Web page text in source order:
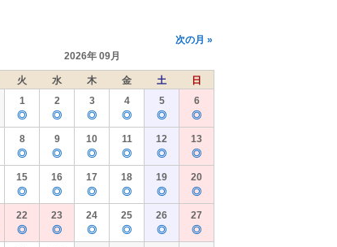
2026年 09月
火 水 木 金 土
日
1
◎
2
◎
3
◎
4
◎
5
◎
6
◎
8
◎
9
◎
10
◎
11
◎
12
◎
13
◎
15
◎
16
◎
17
◎
18
◎
19
◎
20
◎
22
◎
23
◎
24
◎
25
◎
26
◎
27
◎
次の月 »